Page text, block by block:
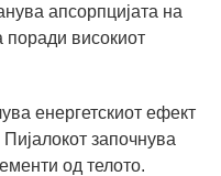
апсорпцијата на
поради високиот
енергетскиот ефект
започнува
од телото.